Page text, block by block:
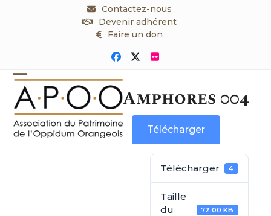
Contactez-nous
Devenir adhérent
Faire un don
Facebook
TwitterFlickr
Open
mobile
menu
Close
mobile
menu
Amphores 004
Télécharger
Télécharger 4
Taille
du
72.00 KB